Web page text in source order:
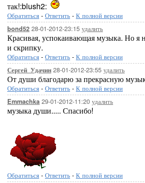
так!:blush2:
Обратиться - Ответить - К полной версии
bond52 28-01-2012-23:15 удалить
Красивая, успокаивающая музыка. Но я
и скрипку.
Обратиться - Ответить - К полной версии
Сергей_Удачин 28-01-2012-23:55 удалить
От души благодарю за прекрасную
Обратиться - Ответить - К полной версии
Emmachka 29-01-2012-11:20 удалить
музыка души..... Спасибо!
Обратиться - Ответить - К полной версии